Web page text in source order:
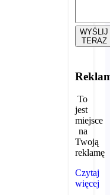
WYŚLIJ
TERAZ
To
jest
miejsce
na
Twoją
reklamę
Czytaj
więcej